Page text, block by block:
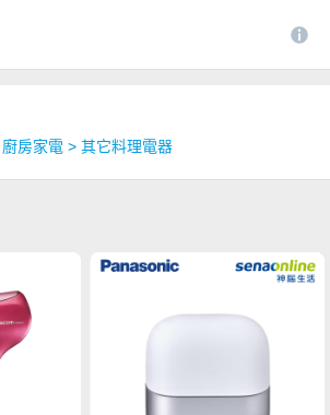
廚房家電 > 其它料理電器